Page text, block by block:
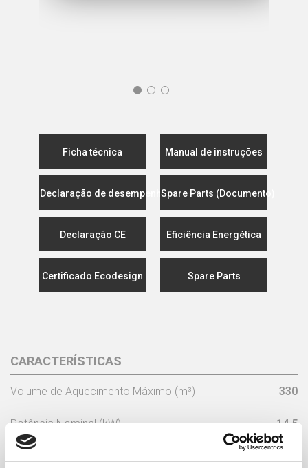
Ficha técnica Manual de instruções
Declaração de desempenhoSpare Parts (Documento)
Declaração CE Eficiência Energética
Certificado Ecodesign Spare Parts
CARACTERÍSTICAS
Volume de Aquecimento Máximo (m³) 330
Potência Nominal (kW) 14,5